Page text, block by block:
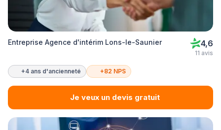
Entreprise Agence d'intérim Lons-le-Saunier 4,6
11 avis
+4 ans d'ancienneté +82 NPS
Je veux un devis gratuit